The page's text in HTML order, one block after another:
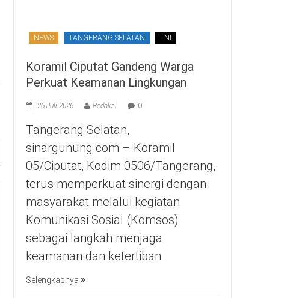
NEWS TANGERANG SELATAN TNI
Koramil Ciputat Gandeng Warga
Perkuat Keamanan Lingkungan
26 Juli 2026 Redaksi 0
Tangerang Selatan,
sinargunung.com – Koramil
05/Ciputat, Kodim 0506/Tangerang,
terus memperkuat sinergi dengan
masyarakat melalui kegiatan
Komunikasi Sosial (Komsos)
sebagai langkah menjaga
keamanan dan ketertiban
Selengkapnya